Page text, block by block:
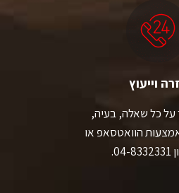
וייעוץ
על כל שאלה, בעיה,
הוואטסאפ או